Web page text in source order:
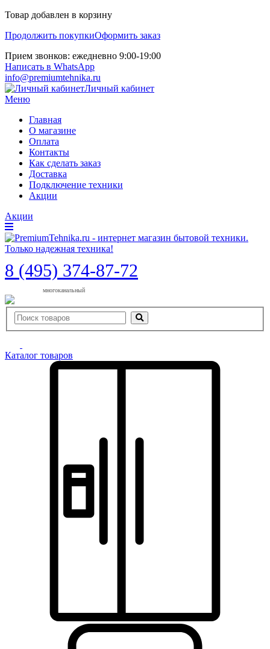
Товар добавлен в корзину
Продолжить покупкиОформить заказ
Прием звонков: ежедневно 9:00-19:00
Написать в WhatsApp
info@premiumtehnika.ru
Личный кабинет
Меню
Главная
О магазине
Оплата
Контакты
Как сделать заказ
Доставка
Подключение техники
Акции
Акции
8 (495) 374-87-72
многоканальный
Каталог товаров